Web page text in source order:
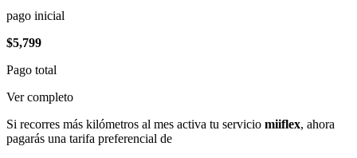
pago inicial
$5,799
Pago total
Ver completo
Si recorres más kilómetros al mes activa tu servicio miiflex, ahora
pagarás una tarifa preferencial de